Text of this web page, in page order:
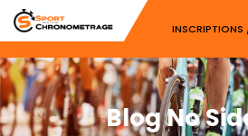
INSCRIPTIONS
Blog No